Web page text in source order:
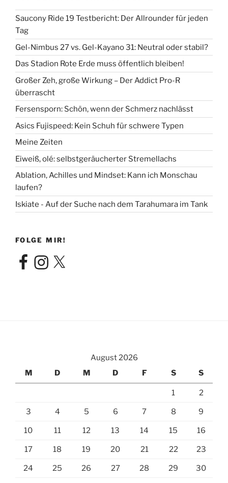
Saucony Ride 19 Testbericht: Der Allrounder für jeden
Tag
Gel-Nimbus 27 vs. Gel-Kayano 31: Neutral oder stabil?
Das Stadion Rote Erde muss öffentlich bleiben!
Großer Zeh, große Wirkung – Der Addict Pro-R
überrascht
Fersensporn: Schön, wenn der Schmerz nachlässt
Asics Fujispeed: Kein Schuh für schwere Typen
Meine Zeiten
Eiweiß, olé: selbstgeräucherter Stremellachs
Ablation, Achilles und Mindset: Kann ich Monschau
laufen?
Iskiate - Auf der Suche nach dem Tarahumara im Tank
FOLGE MIR!
FacebookInstagram
X
August 2026
M
D M D F S S
1 2
3 4 5 6 7 8 9
10 11 12 13 14 15 16
17 18 19 20 21 22 23
24 25 26 27 28 29 30